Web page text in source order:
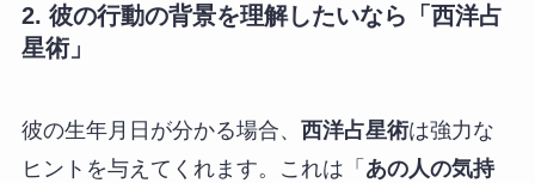
2. 彼の行動の背景を理解したいなら「西洋占
星術」
彼の生年月日が分かる場合、 西洋占星術は強力な
ヒントを与えてくれます。これは「 あの人の気持